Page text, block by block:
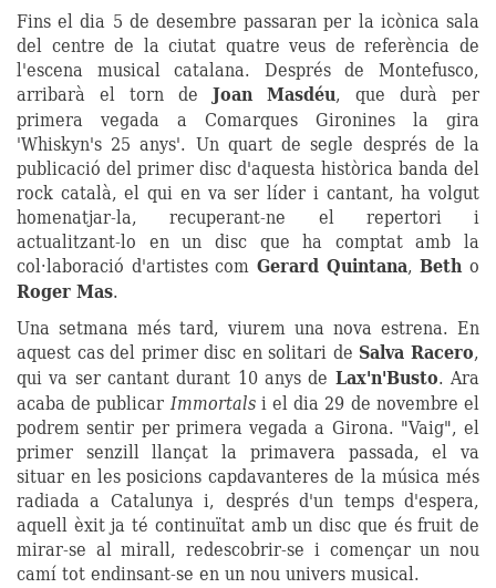
Fins el dia 5 de desembre passaran per la icònica sala
del centre de la ciutat quatre veus de referència de
l'escena musical catalana. Després de Montefusco,
arribarà el torn de Joan Masdéu, que durà per
primera vegada a Comarques Gironines la gira
'Whiskyn's 25 anys'. Un quart de segle després de la
publicació del primer disc d'aquesta històrica banda del
rock català, el qui en va ser líder i cantant, ha volgut
homenatjar-la, recuperant-ne el repertori i
actualitzant-lo en un disc que ha comptat amb la
col·laboració d'artistes com Gerard Quintana,Betho
Roger Mas.
Una setmana més tard, viurem una nova estrena. En
aquest cas del primer disc en solitari de Salva Racero,
qui va ser cantant durant 10 anys de Lax'n'Busto. Ara
acaba de publicarImmortalsi el dia 29 de novembre el
podrem sentir per primera vegada a Girona. "Vaig", el
primer senzill llançat la primavera passada, el va
situar en les posicions capdavanteres de la música més
radiada a Catalunya i, després d'un temps d'espera,
aquell èxit ja té continuïtat amb un disc que és fruit de
mirar-se al mirall, redescobrir-se i començar un nou
camí tot endinsant-se en un nou univers musical.